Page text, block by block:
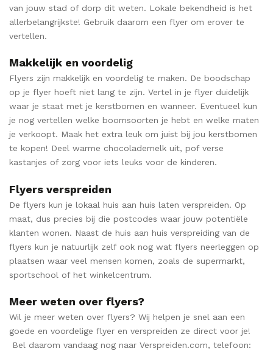
van jouw stad of dorp dit weten. Lokale bekendheid is het
allerbelangrijkste! Gebruik daarom een flyer om erover te
vertellen.
Makkelijk en voordelig
Flyers zijn makkelijk en voordelig te maken. De boodschap
op je flyer hoeft niet lang te zijn. Vertel in je flyer duidelijk
waar je staat met je kerstbomen en wanneer. Eventueel kun
je nog vertellen welke boomsoorten je hebt en welke maten
je verkoopt. Maak het extra leuk om juist bij jou kerstbomen
te kopen! Deel warme chocolademelk uit, pof verse
kastanjes of zorg voor iets leuks voor de kinderen.
Flyers verspreiden
De flyers kun je lokaal huis aan huis laten verspreiden. Op
maat, dus precies bij die postcodes waar jouw potentiële
klanten wonen. Naast de huis aan huis verspreiding van de
flyers kun je natuurlijk zelf ook nog wat flyers neerleggen op
plaatsen waar veel mensen komen, zoals de supermarkt,
sportschool of het winkelcentrum.
Meer weten over flyers?
Wil je meer weten over flyers? Wij helpen je snel aan een
goede en voordelige flyer en verspreiden ze direct voor je!
Bel daarom vandaag nog naar Verspreiden.com, telefoon: